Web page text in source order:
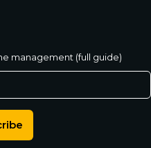
management (full guide)